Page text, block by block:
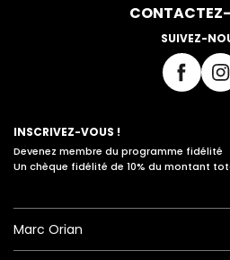
SUIVEZ-
INSCRIVEZ-VOUS !
Devenez membre du programme fidélité
Un chèque fidélité de 10% du montant
Marc Orian